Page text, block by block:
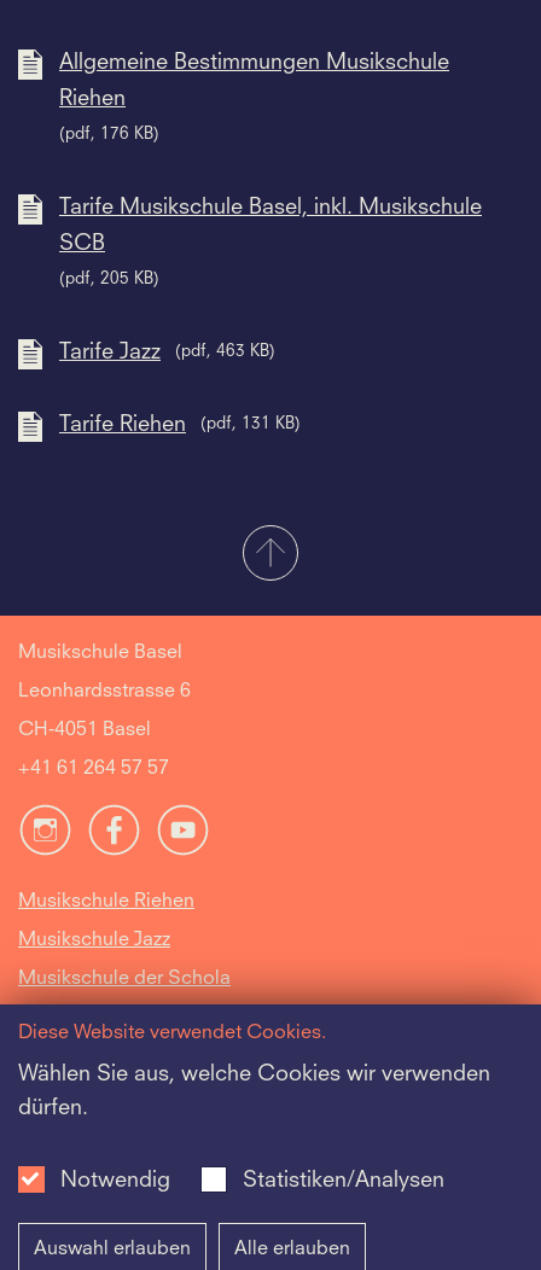
Allgemeine Bestimmungen Musikschule
Riehen
(pdf, 176 KB)
Tarife Musikschule Basel, inkl. Musikschule
SCB
(pdf, 205 KB)
Tarife Jazz (pdf, 463 KB)
Tarife Riehen (pdf, 131 KB)
Musikschule Basel
Leonhardsstrasse 6
CH-4051 Basel
+41 61 264 57 57
Musikschule Riehen
Musikschule Jazz
Musikschule der Schola
Intranet
Offene Stellen
Diese Website verwendet Cookies.
Wählen Sie aus, welche Cookies wir verwenden
dürfen.
Notwendig Statistiken/Analysen
Auswahl erlauben Alle erlauben